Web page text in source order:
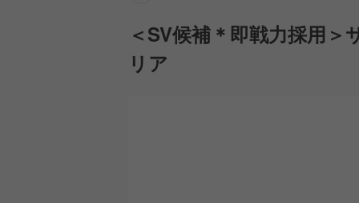
＜SV候補＊即戦力採用
リア